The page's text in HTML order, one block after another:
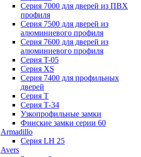
Серия 7000 для дверей из ПВХ
профиля
Серия 7500 для дверей из
алюминиевого профиля
Серия 7600 для дверей из
алюминиевого профиля
Серия T-05
Серия XS
Серия 7400 для профильных
дверей
Серия Т
Серия Т-34
Узкопрофильные замки
Финские замки серии 60
Armadillo
Серия LH 25
Avers